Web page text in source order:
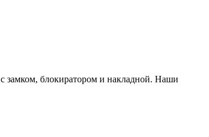
замком, блокиратором и накладной. Наши